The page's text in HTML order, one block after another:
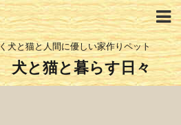
犬と猫と人間に優しい家作りペット
と猫と暮らす日々